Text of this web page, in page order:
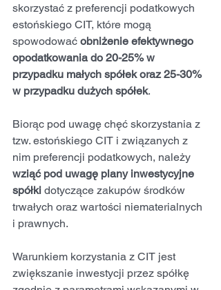
skorzystać z preferencji podatkowych
estońskiego CIT, które mogą
spowodować obniżenie efektywnego
opodatkowania do 20-25% w
przypadku małych spółek oraz 25-30%
w przypadku dużych spółek.
Biorąc pod uwagę chęć skorzystania z
tzw. estońskiego CIT i związanych z
nim preferencji podatkowych, należy
wziąć pod uwagę plany inwestycyjne
spółki dotyczące zakupów środków
trwałych oraz wartości niematerialnych
i prawnych.
Warunkiem korzystania z CIT jest
zwiększanie inwestycji przez spółkę